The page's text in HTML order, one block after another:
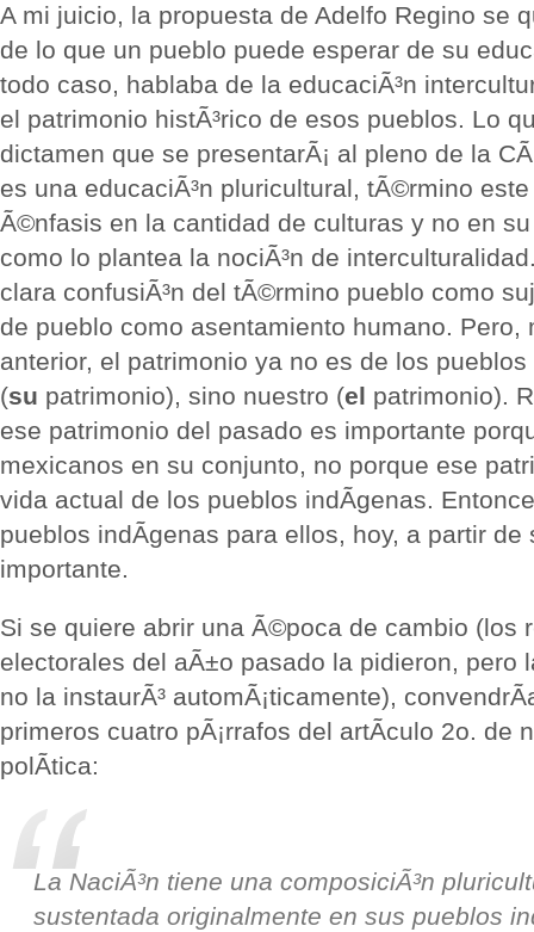
A mi juicio, la propuesta de Adelfo Regino se
de lo que un pueblo puede esperar de su
todo caso, hablaba de la educaciÃ³n
el patrimonio histÃ³rico de esos pueblos. Lo
dictamen que se presentarÃ¡ al pleno de la
es una educaciÃ³n pluricultural, tÃ©rmino
Ã©nfasis en la cantidad de culturas y no en
como lo plantea la nociÃ³n de
clara confusiÃ³n del tÃ©rmino pueblo como
de pueblo como asentamiento humano. Pero,
anterior, el patrimonio ya no es de los
(su patrimonio), sino nuestro (el patrimonio).
ese patrimonio del pasado es importante
mexicanos en su conjunto, no porque ese
vida actual de los pueblos indÃ­genas.
pueblos indÃ­genas para ellos, hoy, a partir de
importante.
Si se quiere abrir una Ã©poca de cambio (los
electorales del aÃ±o pasado la pidieron, pero
no la instaurÃ³ automÃ¡ticamente),
primeros cuatro pÃ¡rrafos del artÃ­culo 2o. de
polÃ­tica:
La NaciÃ³n tiene una composiciÃ³n
sustentada originalmente en sus pueblos